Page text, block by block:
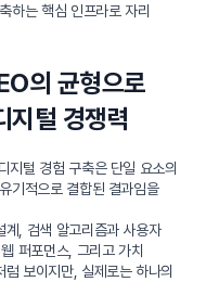
하는 핵심 인프라로 자리
의 균형으로
지털 경쟁력
지털 경험 구축은 단일 요소의
기적으로 결합된 결과임을
계, 검색 알고리즘과 사용자
퍼포먼스, 그리고 가치
보이지만, 실제로는 하나의